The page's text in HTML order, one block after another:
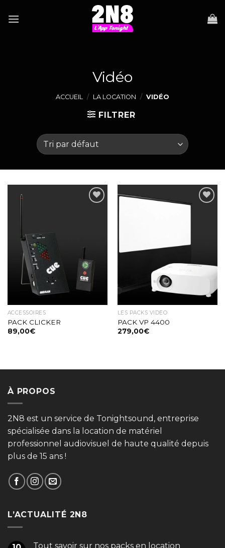
Vidéo
ACCUEIL / LA LOCATION / VIDÉO
FILTRER
souhaits
ACCESSOIRES
PACK CLICKER
89,00€
LES PACKS VIDÉO
PACK VP 4400
279,00€
À PROPOS
2N8 est un service de Tonightsound, entreprise
spécialisée dans la location de matériel
professionnel audiovisuel de haute qualité depuis
plus de 15 ans !
L’ACTUALITÉ 2N8
Tout savoir sur nos packs en location